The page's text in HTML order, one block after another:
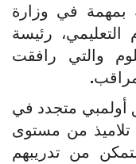
بمهمة في وزارة
التعليمي، رئيسة
والتي رافقت
أولمبي متجدد في
تلاميذ من مستوى
من تدريبهم